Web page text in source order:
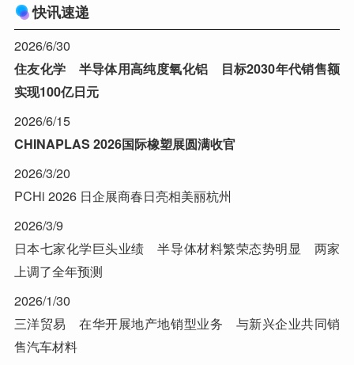
快讯速递
2026/6/30
住友化学 半导体用高纯度氧化铝 目标2030年代销售额
实现100亿日元
2026/6/15
CHINAPLAS 2026国际橡塑展圆满收官
2026/3/20
PCHi 2026 日企展商春日亮相美丽杭州
2026/3/9
日本七家化学巨头业绩 半导体材料繁荣态势明显 两家
上调了全年预测
2026/1/30
三洋贸易 在华开展地产地销型业务 与新兴企业共同销
售汽车材料